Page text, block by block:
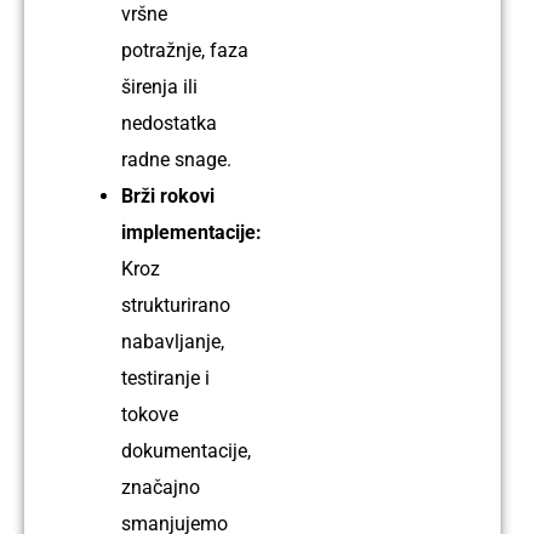
vršne
potražnje, faza
širenja ili
nedostatka
radne snage.
Brži rokovi
implementacije:
Kroz
strukturirano
nabavljanje,
testiranje i
tokove
dokumentacije,
značajno
smanjujemo